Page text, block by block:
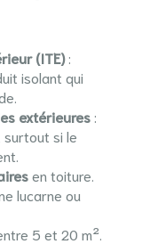
(ITE):
isolant qui
extérieures:
si le
en toiture.
lucarne ou
5 et 20 m².